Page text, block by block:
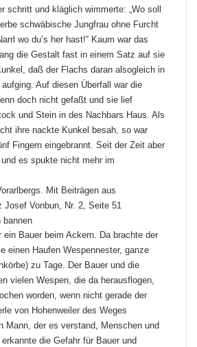
schritt und kläglich wimmerte: „Wo soll
schwäbische Jungfrau ohne Furcht
wo du’s her hast!“ Kaum war das
die Gestalt fast in einem Satz auf sie
daß der Flachs daran alsogleich in
Auf diesen Überfall war die
doch nicht gefaßt und sie lief
und Stein in des Nachbars Haus. Als
ihre nackte Kunkel besah, so war
Fingern eingebrannt. Seit der Zeit aber
es spukte nicht mehr im
Mit Beiträgen aus
Josef Vonbun, Nr. 2, Seite 51
bannen
ein Bauer beim Ackern. Da brachte der
einen Haufen Wespennester, ganze
zu Tage. Der Bauer und die
vielen Wespen, die da herausflogen,
worden, wenn nicht gerade der
von Hohenweiler des Weges
Mann, der es verstand, Menschen und
die Gefahr für Bauer und